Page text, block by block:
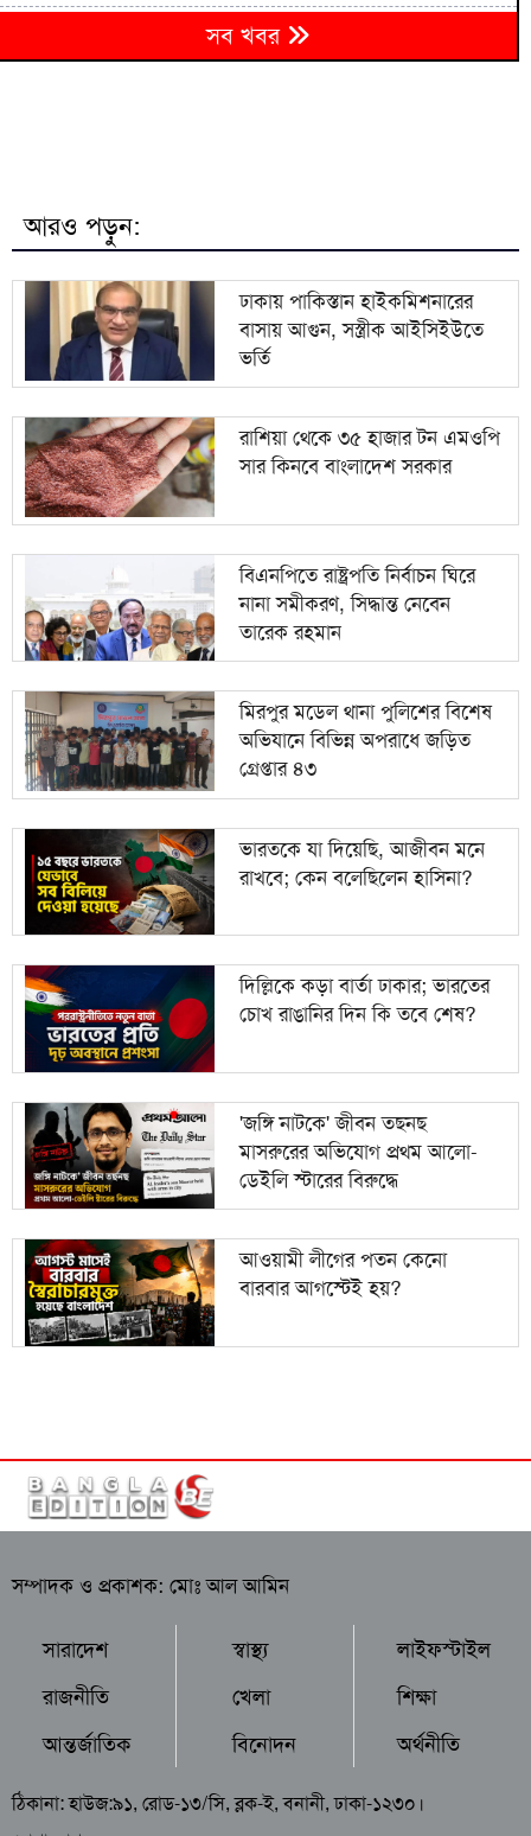
বিএনপিতে রাষ্ট্রপতি নির্বাচন ঘিরে নানা সমীকরণ, সিদ্ধান্ত
নেবেন তারেক রহমান
অপরাধে জড়িত গ্রেপ্তার ৪৩
৯
হাসিনা?
১০ দিল্লিকে কড়া বার্তা ঢাকার; ভারতের চোখ রাঙানির দিন কি
তবে শেষ?
সব খবর
আরও পড়ুন:
ঢাকায় পাকিস্তান হাইকমিশনারের
বাসায় আগুন, সস্ত্রীক আইসিইউতে
ভর্তি
রাশিয়া থেকে ৩৫ হাজার টন এমওপি
সার কিনবে বাংলাদেশ সরকার
বিএনপিতে রাষ্ট্রপতি নির্বাচন ঘিরে
নানা সমীকরণ, সিদ্ধান্ত নেবেন
তারেক রহমান
মিরপুর মডেল থানা পুলিশের বিশেষ
অভিযানে বিভিন্ন অপরাধে জড়িত
গ্রেপ্তার ৪৩
ভারতকে যা দিয়েছি, আজীবন মনে
রাখবে; কেন বলেছিলেন হাসিনা?
দিল্লিকে কড়া বার্তা ঢাকার; ভারতের
চোখ রাঙানির দিন কি তবে শেষ?
'জঙ্গি নাটকে' জীবন তছনছ
মাসরুরের অভিযোগ প্রথম আলো-
ডেইলি স্টারের বিরুদ্ধে
আওয়ামী লীগের পতন কেনো
বারবার আগস্টেই হয়?
সম্পাদক ও প্রকাশক: মোঃ আল আমিন
সারাদেশ
রাজনীতি
আন্তর্জাতিক
স্বাস্থ্য
খেলা
বিনোদন
লাইফস্টাইল
শিক্ষা
অর্থনীতি
ঠিকানা: হাউজ:৯১, রোড-১৩/সি, ব্লক-ই, বনানী, ঢাকা-১২৩০।